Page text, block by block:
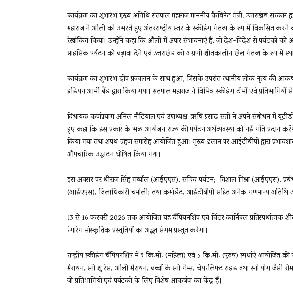
कार्यक्रम का शुभारंभ मुख्य अतिथि सतपाल महाराज माननीय कैबिनेट मंत्री, उत्तराखंड सरकार
महाराज ने औली को उभरते हुए अंतरराष्ट्रीय स्तर के स्कीइंग गंतव्य के रूप में विकसित करने
रेखांकित किया। उन्होंने कहा कि औली में अपार संभावनाएं हैं, जो देश-विदेश से पर्यटकों को
साहसिक पर्यटन को बढ़ावा देने एवं उत्तराखंड को अग्रणी शीतकालीन खेल गंतव्य के रूप में
कार्यक्रम का शुभारंभ दीप प्रज्वलन के साथ हुआ, जिसके उपरांत स्थानीय लोक नृत्य की
इंडियन आर्मी बैंड द्वारा किया गया। सतपाल महाराज ने विभिन्न स्कीइंग टीमों एवं
विधायक कर्णप्रयाग अनिल नौटियाल एवं उपाध्यक्ष ऋषि प्रसाद सती ने अपने संबोधन में
हुए कहा कि इस प्रकार के भव्य आयोजन राज्य की पर्यटन अर्थव्यवस्था को नई गति प्रदान करेंगे।
किया गया तथा शपथ ग्रहण समारोह आयोजित हुआ। मुख्य ढलान पर आईटीबीपी द्वारा
औपचारिक उद्घाटन घोषित किया गया।
इस अवसर पर धीराज सिंह गर्ब्याल (आईएएस), सचिव पर्यटन; विशाल मिश्रा (आईएएस),
(आईएएस), जिलाधिकारी चमोली; तथा कमांडेंट, आईटीबीपी सहित अनेक गणमान्य अतिथि
13 से 16 फरवरी 2026 तक आयोजित यह चैंपियनशिप एवं विंटर कार्निवल प्रतिस्पर्धात्मक
रंगारंग सांस्कृतिक प्रस्तुतियों का अद्भुत संगम प्रस्तुत करेगा।
राष्ट्रीय स्कीइंग चैंपियनशिप में 3 कि.मी. (महिला) एवं 5 कि.मी. (पुरुष) स्पर्धाएं आयोजित की
मैराथन, स्नो शू रेस, औली मैराथन, बच्चों के स्नो गेम्स, चेयरलिफ्ट राइड तथा स्नो योग जैसी
जो प्रतिभागियों एवं पर्यटकों के लिए विशेष आकर्षण का केंद्र हैं।